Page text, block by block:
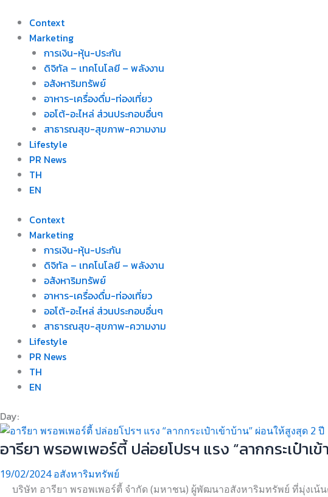
content
Context
Marketing
การเงิน-หุ้น-ประกัน
ดิจิทัล – เทคโนโลยี – พลังงาน
อสังหาริมทรัพย์
อาหาร-เครื่องดื่ม-ท่องเที่ยว
ออโต้-อะไหล่ ส่วนประกอบอื่นๆ
สาธารณสุข-สุขภาพ-ความงาม
Lifestyle
PR News
TH
EN
Context
Marketing
การเงิน-หุ้น-ประกัน
ดิจิทัล – เทคโนโลยี – พลังงาน
อสังหาริมทรัพย์
อาหาร-เครื่องดื่ม-ท่องเที่ยว
ออโต้-อะไหล่ ส่วนประกอบอื่นๆ
สาธารณสุข-สุขภาพ-ความงาม
Lifestyle
PR News
TH
EN
Day:
อารียา พรอพเพอร์ตี้ ปล่อยโปรฯ แรง “ลากกระเป๋าเ
19/02/2024อสังหาริมทรัพย์
บริษัท อารียา พรอพเพอร์ตี้ จำกัด (มหาชน) ผู้พัฒนาอสังหาริมทรัพย์ ที่มุ่งเน้